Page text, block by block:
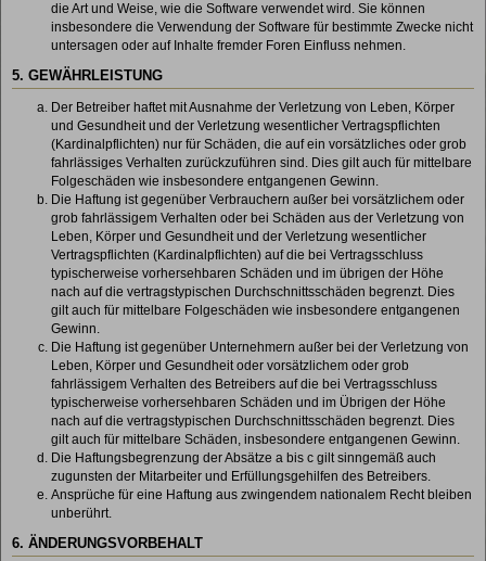
die Art und Weise, wie die Software verwendet wird. Sie können
insbesondere die Verwendung der Software für bestimmte Zwecke nicht
untersagen oder auf Inhalte fremder Foren Einfluss nehmen.
5. GEWÄHRLEISTUNG
Der Betreiber haftet mit Ausnahme der Verletzung von Leben, Körper
und Gesundheit und der Verletzung wesentlicher Vertragspflichten
(Kardinalpflichten) nur für Schäden, die auf ein vorsätzliches oder grob
fahrlässiges Verhalten zurückzuführen sind. Dies gilt auch für mittelbare
Folgeschäden wie insbesondere entgangenen Gewinn.
Die Haftung ist gegenüber Verbrauchern außer bei vorsätzlichem oder
grob fahrlässigem Verhalten oder bei Schäden aus der Verletzung von
Leben, Körper und Gesundheit und der Verletzung wesentlicher
Vertragspflichten (Kardinalpflichten) auf die bei Vertragsschluss
typischerweise vorhersehbaren Schäden und im übrigen der Höhe
nach auf die vertragstypischen Durchschnittsschäden begrenzt. Dies
gilt auch für mittelbare Folgeschäden wie insbesondere entgangenen
Gewinn.
Die Haftung ist gegenüber Unternehmern außer bei der Verletzung von
Leben, Körper und Gesundheit oder vorsätzlichem oder grob
fahrlässigem Verhalten des Betreibers auf die bei Vertragsschluss
typischerweise vorhersehbaren Schäden und im Übrigen der Höhe
nach auf die vertragstypischen Durchschnittsschäden begrenzt. Dies
gilt auch für mittelbare Schäden, insbesondere entgangenen Gewinn.
Die Haftungsbegrenzung der Absätze a bis c gilt sinngemäß auch
zugunsten der Mitarbeiter und Erfüllungsgehilfen des Betreibers.
Ansprüche für eine Haftung aus zwingendem nationalem Recht bleiben
unberührt.
6. ÄNDERUNGSVORBEHALT